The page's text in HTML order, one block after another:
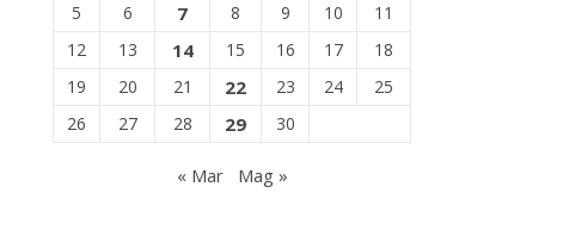
5
6 7 8 9 10
11
12
13 14 15 16 17
18
19
20 21 22 23 24
25
26
27 28 29 30
« Mar Mag »